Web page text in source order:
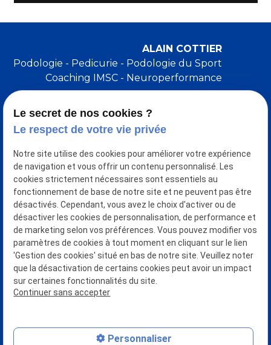
ALAIN COTTIER
Podologie - Pedicurie - Podologie du Sport
Coaching IMSC - Neuroperformance
Nous retrouver :
Espace santé du Métropolitain
1 bis Rue du Métropolitain
44470 CARQUEFOU
Liens utiles :
Le secret de nos cookies ?
Le respect de votre vie privée
Notre site utilise des cookies pour améliorer votre expérience
de navigation et vous offrir un contenu personnalisé. Les
cookies strictement nécessaires sont essentiels au
fonctionnement de base de notre site et ne peuvent pas être
désactivés. Cependant, vous avez le choix d'activer ou de
désactiver les cookies de personnalisation, de performance et
de marketing selon vos préférences. Vous pouvez modifier vos
paramètres de cookies à tout moment en cliquant sur le lien
'Gestion des cookies' situé en bas de notre site. Veuillez noter
que la désactivation de certains cookies peut avoir un impact
sur certaines fonctionnalités du site.
Continuer sans accepter
Personnaliser